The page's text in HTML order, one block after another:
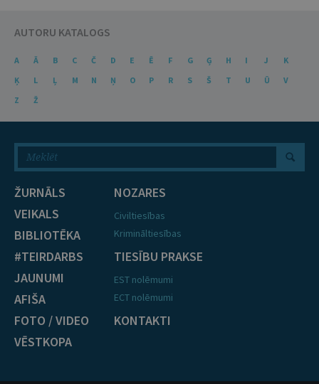
AUTORU KATALOGS
A Ā B C Č D E Ē F G Ģ H I J
K
Ķ
L Ļ M N Ņ O P R S Š T U Ū
V
Z
Ž
ŽURNĀLS
VEIKALS
BIBLIOTĒKA
#TEIRDARBS
JAUNUMI
AFIŠA
FOTO / VIDEO
VĒSTKOPA
NOZARES
Civiltiesības
Krimināltiesības
TIESĪBU PRAKSE
EST nolēmumi
ECT nolēmumi
KONTAKTI